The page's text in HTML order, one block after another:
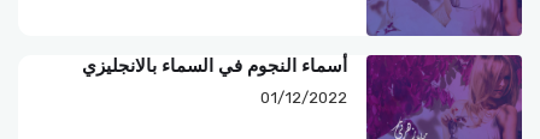
أسماء النجوم في السماء بالانجليزي
01/12/2022